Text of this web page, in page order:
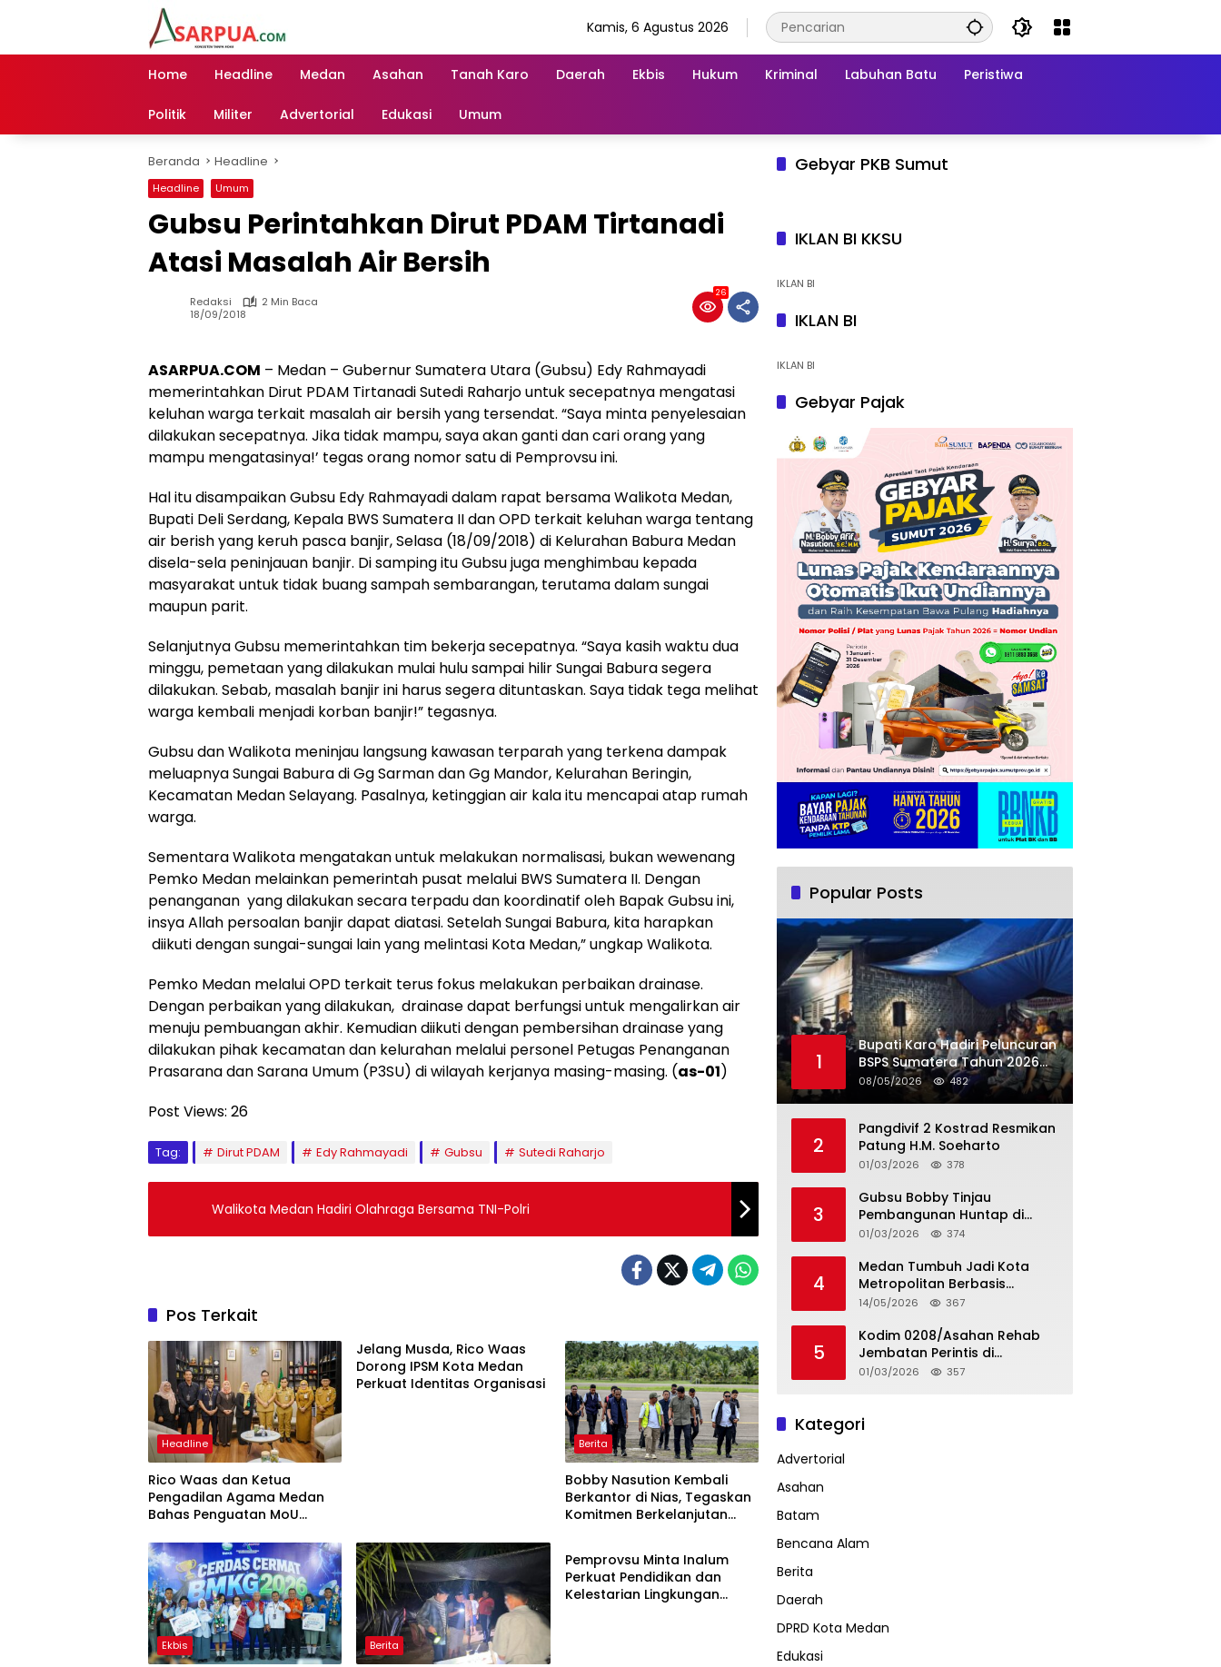
Kamis, 6 Agustus 2026
Home Headline Medan Asahan Tanah Karo Daerah Ekbis Hukum Kriminal Labuhan Batu Peristiwa
Politik Militer Advertorial Edukasi Umum
Beranda Headline
Headline Umum
Gubsu Perintahkan Dirut PDAM Tirtanadi
Atasi Masalah Air Bersih
Redaksi
2 Min Baca
18/09/2018
26
ASARPUA.COM – Medan – Gubernur Sumatera Utara (Gubsu) Edy Rahmayadi
memerintahkan Dirut PDAM Tirtanadi Sutedi Raharjo untuk secepatnya mengatasi
keluhan warga terkait masalah air bersih yang tersendat. “Saya minta penyelesaian
dilakukan secepatnya. Jika tidak mampu, saya akan ganti dan cari orang yang
mampu mengatasinya!’ tegas orang nomor satu di Pemprovsu ini.
Hal itu disampaikan Gubsu Edy Rahmayadi dalam rapat bersama Walikota Medan,
Bupati Deli Serdang, Kepala BWS Sumatera II dan OPD terkait keluhan warga tentang
air berish yang keruh pasca banjir, Selasa (18/09/2018) di Kelurahan Babura Medan
disela-sela peninjauan banjir. Di samping itu Gubsu juga menghimbau kepada
masyarakat untuk tidak buang sampah sembarangan, terutama dalam sungai
maupun parit.
Selanjutnya Gubsu memerintahkan tim bekerja secepatnya. “Saya kasih waktu dua
minggu, pemetaan yang dilakukan mulai hulu sampai hilir Sungai Babura segera
dilakukan. Sebab, masalah banjir ini harus segera dituntaskan. Saya tidak tega melihat
warga kembali menjadi korban banjir!” tegasnya.
Gubsu dan Walikota meninjau langsung kawasan terparah yang terkena dampak
meluapnya Sungai Babura di Gg Sarman dan Gg Mandor, Kelurahan Beringin,
Kecamatan Medan Selayang. Pasalnya, ketinggian air kala itu mencapai atap rumah
warga.
Sementara Walikota mengatakan untuk melakukan normalisasi, bukan wewenang
Pemko Medan melainkan pemerintah pusat melalui BWS Sumatera II. Dengan
penanganan yang dilakukan secara terpadu dan koordinatif oleh Bapak Gubsu ini,
insya Allah persoalan banjir dapat diatasi. Setelah Sungai Babura, kita harapkan
diikuti dengan sungai-sungai lain yang melintasi Kota Medan,” ungkap Walikota.
Pemko Medan melalui OPD terkait terus fokus melakukan perbaikan drainase.
Dengan perbaikan yang dilakukan, drainase dapat berfungsi untuk mengalirkan air
menuju pembuangan akhir. Kemudian diikuti dengan pembersihan drainase yang
dilakukan pihak kecamatan dan kelurahan melalui personel Petugas Penanganan
Prasarana dan Sarana Umum (P3SU) di wilayah kerjanya masing-masing. (as-01)
Post Views: 26
Tag: Dirut PDAM Edy Rahmayadi Gubsu Sutedi Raharjo
Walikota Medan Hadiri Olahraga Bersama TNI-Polri
Pos Terkait
Headline
Rico Waas dan Ketua
Pengadilan Agama Medan
Bahas Penguatan MoU
Perempuan Pasca
Perceraian ASN
Jelang Musda, Rico Waas
Dorong IPSM Kota Medan
Perkuat Identitas Organisasi
Berita
Bobby Nasution Kembali
Berkantor di Nias, Tegaskan
Komitmen Berkelanjutan
Ekbis Berita
Ekbis
Pemprovsu Minta Inalum
Perkuat Pendidikan dan
Kelestarian Lingkungan
Gebyar PKB Sumut
IKLAN BI KKSU
IKLAN BI
IKLAN BI
IKLAN BI
Gebyar Pajak
Popular Posts
1
Bupati Karo Hadiri Peluncuran
BSPS Sumatera Tahun 2026
Secarra Daring
08/05/2026 482
2
Pangdivif 2 Kostrad Resmikan
Patung H.M. Soeharto
01/03/2026 378
3
Gubsu Bobby Tinjau
Pembangunan Huntap di
Tapteng
01/03/2026 374
4
Medan Tumbuh Jadi Kota
Metropolitan Berbasis
Teknologi
14/05/2026 367
5
Kodim 0208/Asahan Rehab
Jembatan Perintis di
Mandarsah
01/03/2026 357
Kategori
Advertorial
Asahan
Batam
Bencana Alam
Berita
Daerah
DPRD Kota Medan
Edukasi